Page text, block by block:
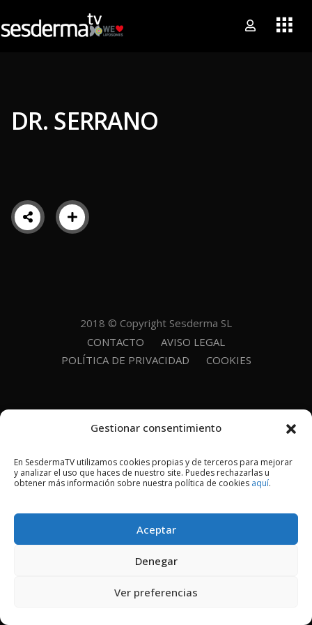
Gestionar consentimiento
En SesdermaTV utilizamos cookies propias y de terceros para mejorar
y analizar el uso que haces de nuestro site. Puedes rechazarlas u
obtener más información sobre nuestra política de cookies aquí.
Aceptar
Denegar
Ver preferencias
DR. SERRANO
2018 © Copyright Sesderma SL
CONTACTO
AVISO LEGAL
POLÍTICA DE PRIVACIDAD
COOKIES